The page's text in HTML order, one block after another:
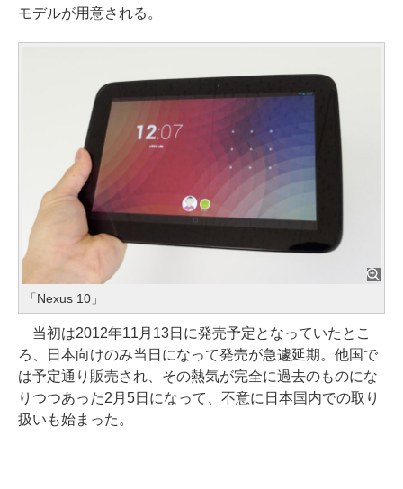
モデルが用意される。
「Nexus 10」
当初は2012年11月13日に発売予定となっていたとこ
ろ、日本向けのみ当日になって発売が急遽延期。他国で
は予定通り販売され、その熱気が完全に過去のものにな
りつつあった2月5日になって、不意に日本国内での取り
扱いも始まった。